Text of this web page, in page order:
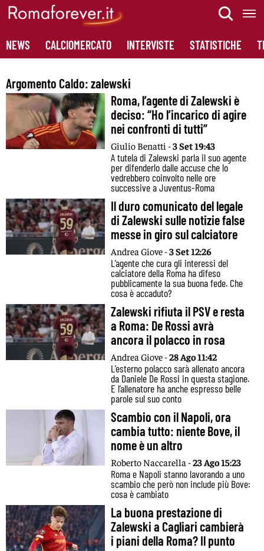
Skip
content
NEWS CALCIOMERCATO INTERVISTE STATISTICHE
Argomento Caldo:zalewski
Roma, l’agente di Zalewski è
deciso: “Ho l’incarico di agire
nei confronti di tutti”
Giulio Benatti -3 Set 19:43
A tutela di Zalewski parla il suo agente
per difenderlo dalle accuse che lo
vedrebbero coinvolto nelle ore
successive a Juventus-Roma
Il duro comunicato del legale
di Zalewski sulle notizie false
messe in giro sul calciatore
Andrea Giove -3 Set 12:26
L’agente che cura gli interessi del
calciatore della Roma ha difeso
pubblicamente la sua buona fede. Che
cosa è accaduto?
Zalewski rifiuta il PSV e resta
a Roma: De Rossi avrà
ancora il polacco in rosa
Andrea Giove -28 Ago 11:42
L’esterno polacco sarà allenato ancora
da Daniele De Rossi in questa stagione.
E l’allenatore ha anche espresso belle
parole sul suo conto
Scambio con il Napoli, ora
cambia tutto: niente Bove, il
nome è un altro
Roberto Naccarella -23 Ago 15:23
Roma e Napoli stanno lavorando a uno
scambio che però non include più Bove:
cosa è cambiato
La buona prestazione di
Zalewski a Cagliari cambierà
i piani della Roma? Il punto